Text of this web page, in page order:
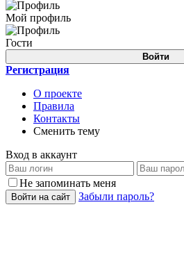
Мой профиль
Гости
Войти
Регистрация
О проекте
Правила
Контакты
Сменить тему
Вход в аккаунт
Не запоминать меня
Войти на сайт Забыли пароль?